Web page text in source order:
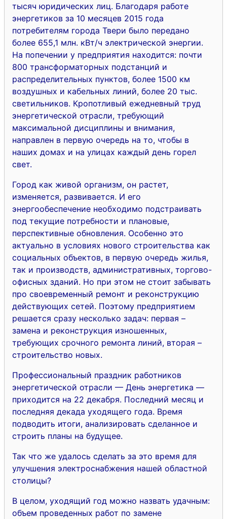
тысяч юридических лиц. Благодаря работе
энергетиков за 10 месяцев 2015 года
потребителям города Твери было передано
более 655,1 млн. кВт/ч электрической энергии.
На попечении у предприятия находится: почти
800 трансформаторных подстанций и
распределительных пунктов, более 1500 км
воздушных и кабельных линий, более 20 тыс.
светильников. Кропотливый ежедневный труд
энергетической отрасли, требующий
максимальной дисциплины и внимания,
направлен в первую очередь на то, чтобы в
наших домах и на улицах каждый день горел
свет.
Город как живой организм, он растет,
изменяется, развивается. И его
энергообеспечение необходимо подстраивать
под текущие потребности и плановые,
перспективные обновления. Особенно это
актуально в условиях нового строительства как
социальных объектов, в первую очередь жилья,
так и производств, административных, торгово-
офисных зданий. Но при этом не стоит забывать
про своевременный ремонт и реконструкцию
действующих сетей. Поэтому предприятием
решается сразу несколько задач: первая –
замена и реконструкция изношенных,
требующих срочного ремонта линий, вторая –
строительство новых.
Профессиональный праздник работников
энергетической отрасли — День энергетика —
приходится на 22 декабря. Последний месяц и
последняя декада уходящего года. Время
подводить итоги, анализировать сделанное и
строить планы на будущее.
Так что же удалось сделать за это время для
улучшения электроснабжения нашей областной
столицы?
В целом, уходящий год можно назвать удачным:
объем проведенных работ по замене